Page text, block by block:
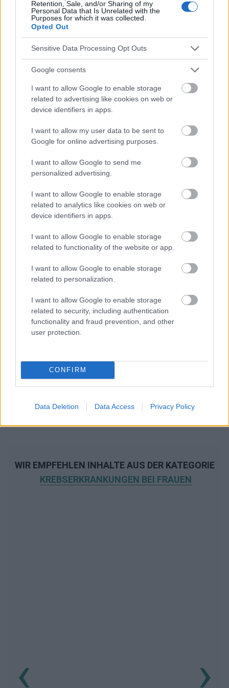
Retention, Sale, and/or Sharing of my
Personal Data that Is Unrelated with the
Purposes for which it was collected.
Opted Out
Sensitive Data Processing Opt Outs
Google consents
I want to allow Google to enable storage
related to advertising like cookies on web or
device identifiers in apps.
I want to allow my user data to be sent to
Google for online advertising purposes.
I want to allow Google to send me
personalized advertising.
I want to allow Google to enable storage
related to analytics like cookies on web or
device identifiers in apps.
I want to allow Google to enable storage
related to functionality of the website or app.
I want to allow Google to enable storage
related to personalization.
I want to allow Google to enable storage
related to security, including authentication
functionality and fraud prevention, and other
user protection.
CONFIRM
Data Deletion Data Access Privacy Policy
Die Inhalte und Materialien auf dieser Website dienen nur zu
Bildungs- und Informationszwecken. Der Herausgeber und die
Redaktion der Website sind nicht für die Ergebnisse ihrer
Anwendung verantwortlich. Bevor Sie Ratschläge oder Tipps auf
der Website verwenden, ist es unbedingt erforderlich, einen Arzt
Werbung:
WIR EMPFEHLEN INHALTE AUS DER KATEGORIE
KREBSERKRANKUNGEN BEI FRAUEN
‹ ›